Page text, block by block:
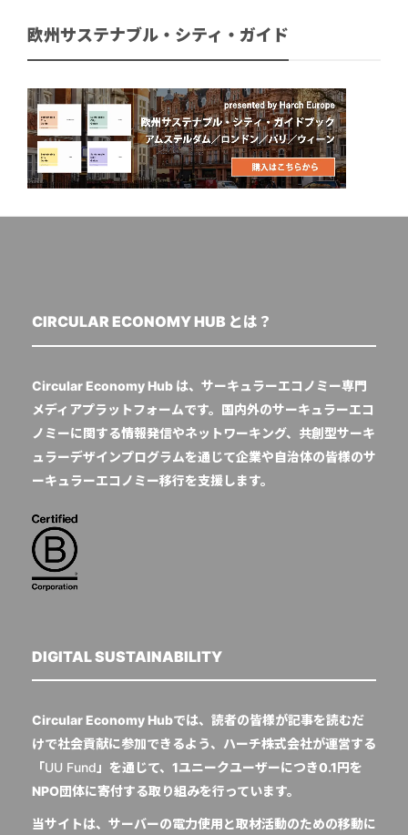
欧州サステナブル・シティ・ガイド
CIRCULAR ECONOMY HUB とは？
Circular Economy Hub は、サーキュラーエコノミー専門
メディアプラットフォームです。国内外のサーキュラーエコ
ノミーに関する情報発信やネットワーキング、共創型サーキ
ュラーデザインプログラムを通じて企業や自治体の皆様のサ
ーキュラーエコノミー移行を支援します。
DIGITAL SUSTAINABILITY
Circular Economy Hubでは、読者の皆様が記事を読むだ
けで社会貢献に参加できるよう、ハーチ株式会社が運営する
「UU Fund 」を通じて、1ユニークユーザーにつき0.1円を
NPO団体に寄付する取り組みを行っています。
当サイトは、サーバーの電力使用と取材活動のための移動に